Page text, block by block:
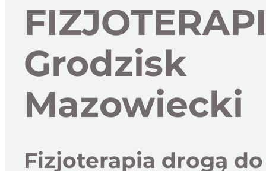
Grodzisk
Mazowiecki
Fizjoterapia drogą do